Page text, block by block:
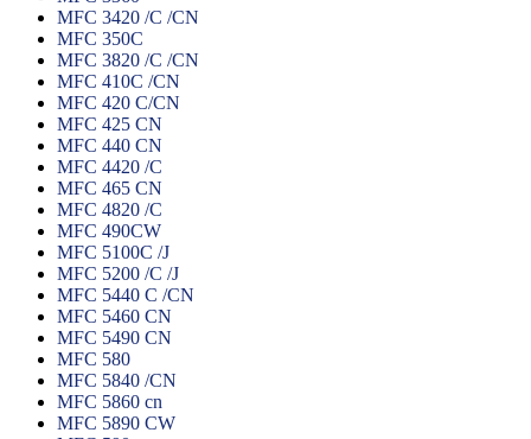
MFC 3420 /C /CN
MFC 350C
MFC 3820 /C /CN
MFC 410C /CN
MFC 420 C/CN
MFC 425 CN
MFC 440 CN
MFC 4420 /C
MFC 465 CN
MFC 4820 /C
MFC 490CW
MFC 5100C /J
MFC 5200 /C /J
MFC 5440 C /CN
MFC 5460 CN
MFC 5490 CN
MFC 580
MFC 5840 /CN
MFC 5860 cn
MFC 5890 CW